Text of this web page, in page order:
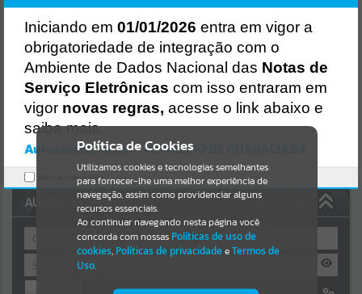
Resultados para""
Portais
Por favor, aguarde...
NOTÍCIAS
Por favor, aguarde...
AUTOATENDIMENTO
Política de Cookies
Utilizamos cookies e tecnologias semelhantes
para fornecer-lhe uma melhor experiência de
navegação, assim como providenciar alguns
recursos essenciais.
Ao continuar navegando nesta página você
concorda com nossas Políticas de uso de
cookies, Políticas de privacidadeeTermos de
Uso.
Iniciando em 01/01/2026 entra em vigor a
obrigatoriedade de integração com o
Ambiente de Dados Nacional das Notas de
Serviço Eletrônicas com isso entraram em
vigor novas regras, acesse o link abaixo e
saiba mais.
Autoatendimento - MUNICIPIO DE GUARACIABA
Marcar como lido.
SISTEMA
Gerenciamento do Sistema
CÓDIGO DA MENSAGEM:EST-000040
Ocorreu um erro de script:
Uncaught SyntaxError: Unexpected token '('
https://guaraciaba.atende.net/https:/guaraciaba.atende.net/cidadao/
pagina/plano-municipal-de-gestao-integrada-de-
residu/static/bundle/wpo_index_2_base_l2_portal_editores_sync_d
9fb77cfd5741fafc9972edc7a641fea.js?v=83d4f602:47
Verificar Mais Detalhes
OK